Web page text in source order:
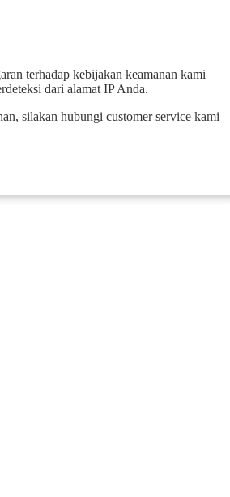
terhadap kebijakan keamanan kami
dari alamat IP Anda.
silakan hubungi customer service kami